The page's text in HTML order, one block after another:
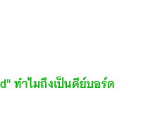
ทำไมถึงเป็นคีย์บอร์ด